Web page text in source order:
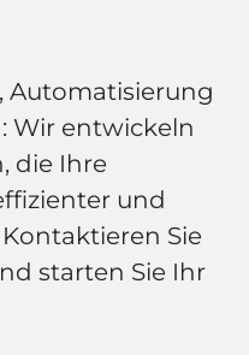
Automatisierung
Wir entwickeln
die Ihre
und
Sie
starten Sie Ihr